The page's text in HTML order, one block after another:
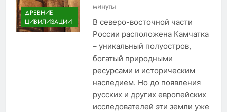
ДРЕВНИЕ
ЦИВИЛИЗАЦИИ
минуты
В северо-восточной части
России расположена Камчатка
– уникальный полуостров,
богатый природными
ресурсами и историческим
наследием. Но до появления
русских и других европейских
исследователей эти земли уже